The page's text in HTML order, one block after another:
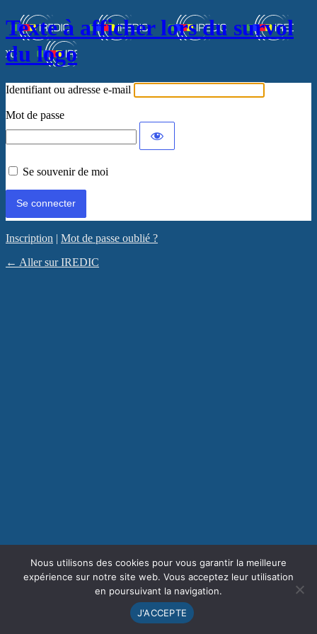
Texte à afficher lors du survol
du logo
Identifiant ou adresse e-mail
Mot de passe
Se souvenir de moi
Inscription | Mot de passe oublié ?
← Aller sur IREDIC
Nous utilisons des cookies pour vous garantir la meilleure
expérience sur notre site web. Vous acceptez leur utilisation
en poursuivant la navigation.
J'ACCEPTE